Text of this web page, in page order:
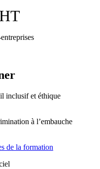
inclusif et éthique
à l’embauche
de la formation